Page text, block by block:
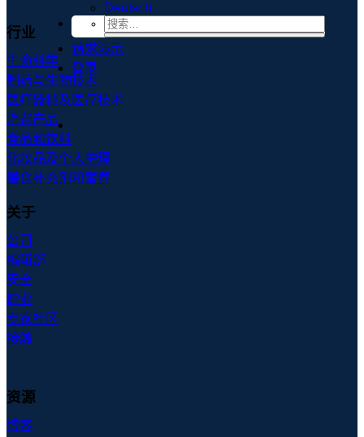
Deutsch
请求演示
登录
行业
生命科学
制药与生物技术
医疗器械及医疗技术
消费产品
食品和饮料
化妆品及个人护理
膳食补充剂和营养
关于
公司
编辑部
安全
职业
专家社区
接触
资源
博客